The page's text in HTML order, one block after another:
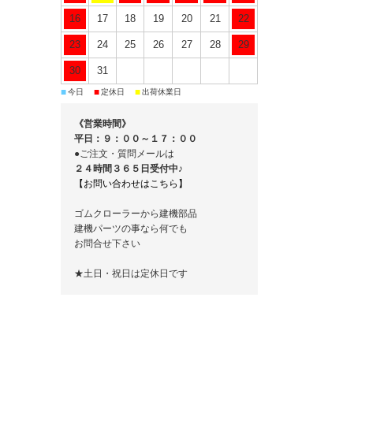
16 17 18 19 20 21 22
23 24 25 26 27 28 29
30 31
■今日 ■定休日 ■出荷休業日
《営業時間》
平日：９：００～１７：００
●ご注文・質問メールは
２４時間３６５日受付中♪
【お問い合わせはこちら】
ゴムクローラーから建機部品
建機パーツの事なら何でも
お問合せ下さい
★土日・祝日は定休日です